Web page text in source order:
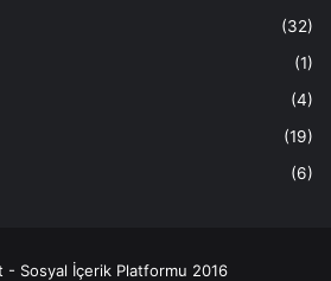
(32)
(1)
(4)
(19)
(6)
- Sosyal İçerik Platformu 2016